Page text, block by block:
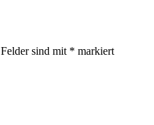
sind mit * markiert